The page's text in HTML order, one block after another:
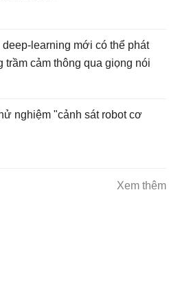
deep-learning mới có thể phát
trầm cảm thông qua giọng nói
nghiệm "cảnh sát robot cơ
Xem thêm